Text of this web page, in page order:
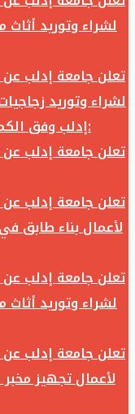
لشراء وتوريد
تعلن جامعة إدلب
لشراء وتوريد
إدلب وفق الكميات والمواصفات المحددة أدناه:
تعلن جامعة إدلب
تعلن جامعة إدلب
لأعمال بناء طابق
تعلن جامعة إدلب
لشراء وتوريد
تعلن جامعة إدلب
لأعمال تجهيز